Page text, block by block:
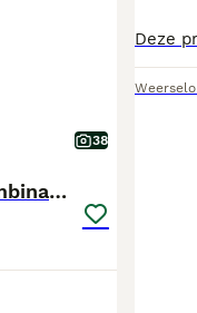
38
**Bijzondere Kuvasz pups uit een droomcombinatie**
Weerselo